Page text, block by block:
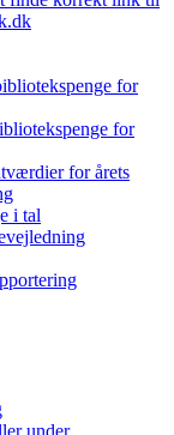
for
for
for årets
i tal
under